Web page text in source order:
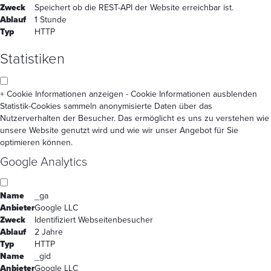
Zweck
Speichert ob die REST-API der Website erreichbar ist.
Ablauf
1 Stunde
Typ
HTTP
Statistiken
+ Cookie Informationen anzeigen - Cookie Informationen ausblenden
Statistik-Cookies sammeln anonymisierte Daten über das
Nutzerverhalten der Besucher. Das ermöglicht es uns zu verstehen wie
unsere Website genutzt wird und wie wir unser Angebot für Sie
optimieren können.
Google Analytics
Name
_ga
AnbieterGoogle LLC
Zweck
Identifiziert Webseitenbesucher
Ablauf
2 Jahre
Typ
HTTP
Name
_gid
AnbieterGoogle LLC